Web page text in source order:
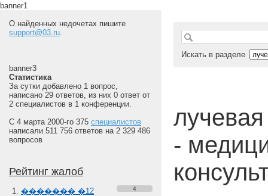
banner1
О найденных недочетах пишите
support@03.ru.
banner3
Статистика
За сутки добавлено 1 вопрос,
написано 29 ответов, из них 0 ответ от
2 специалистов в 1 конференции.
С 4 марта 2000-го 375 специалистов
написали 511 756 ответов на 2 329 486
вопросов
Рейтинг жалоб
������� �12
4
Искать в разделе
-